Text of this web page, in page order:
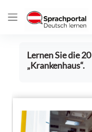
Website-Übersicht
Lernen Sie die
„Krankenhaus“.